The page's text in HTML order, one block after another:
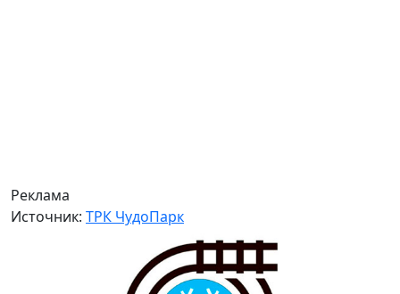
Реклама
Источник: ТРК ЧудоПарк